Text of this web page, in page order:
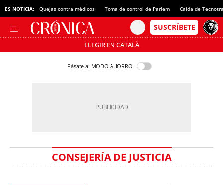
ES NOTICIA: Quejas contra médicos Toma de control de Parlem Caída de
LLEGIR EN CATALÀ
Pásate al MODO AHORRO
CONSEJERÍA DE JUSTICIA